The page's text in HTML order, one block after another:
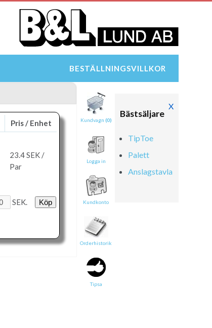
BESTÄLLNINGSVILLKOR
Pris / Enhet
23.4SEK /
Par
SEK.
Kundvagn (0)
Logga in
Kundkonto
Orderhistorik
Tipsa
Bästsäljare
X
TipToe
Palett
Anslagstavla